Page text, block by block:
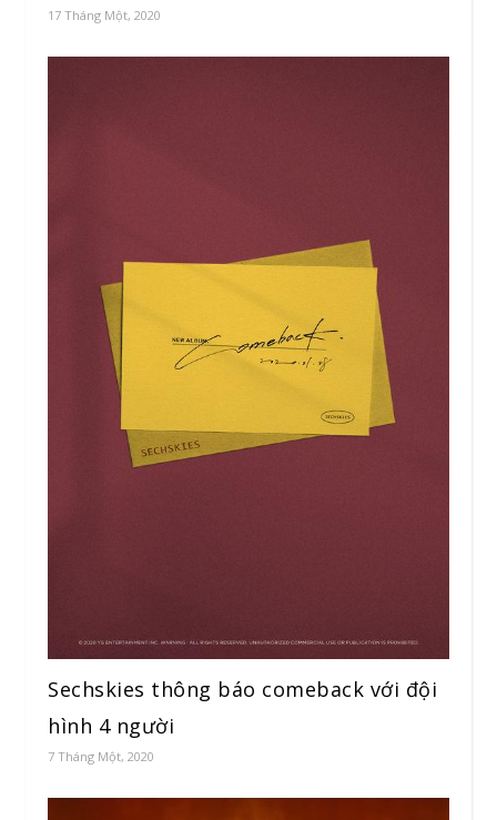
17 Tháng Một, 2020
Sechskies thông báo comeback với đội
hình 4 người
7 Tháng Một, 2020